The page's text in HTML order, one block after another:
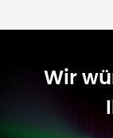
Wir